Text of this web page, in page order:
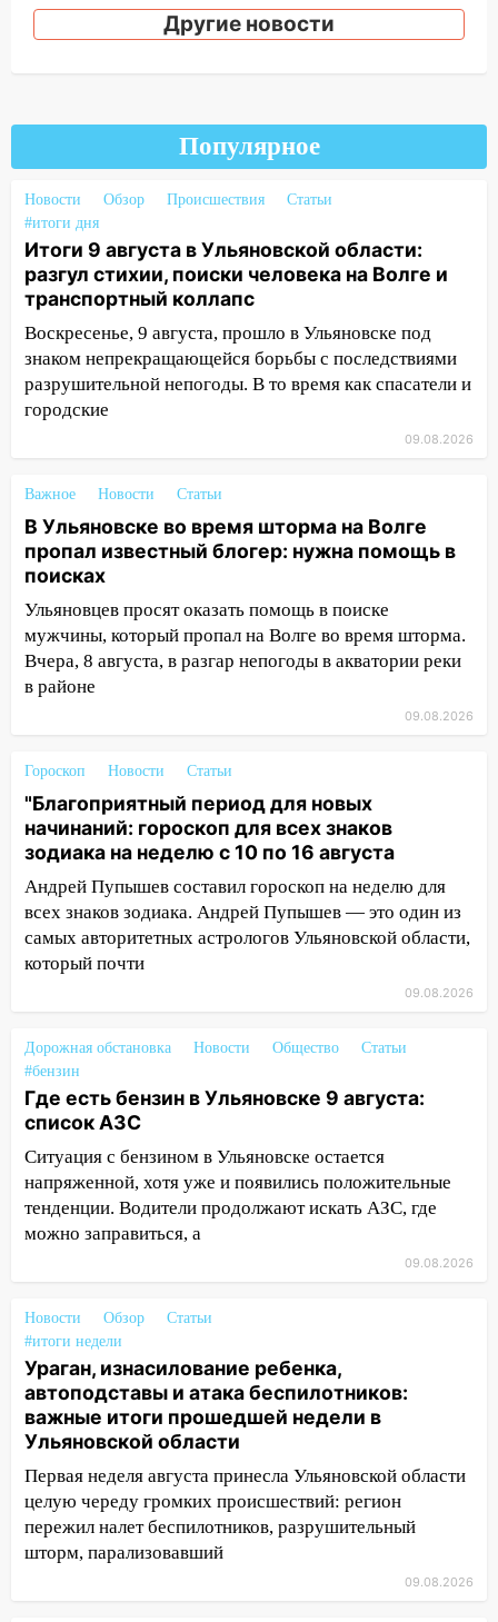
знаков зодиака на неделю с 10 по 16
Ульяновске образовалось «море»
В Ульяновской области ожидается
12:11 Где есть бензин в Ульяновске 9
августа: список АЗС
11:55 Соцсети: светофор упал на
машину во время сильного ливня в
Ульяновске
11:00 В Ульяновской области люди в
СНТ сидят без света
09:18
движение трамваев в Ульяновске
09:15 Ураган, изнасилование ребенка,
автоподставы и атака беспилотников:
важные итоги прошедшей недели в
Ульяновской области
08:20
08:19
Внимание! В Цильнинском районе
пропал 67-летний мужчина
08:11 На Ульяновск снова надвигается
07:30 Евро-3 вместо Евро-5: что
означают классы бензина и можно ли
заливать «старое» топливо в
области днем 9 августа
05:05 День, когда всё может
измениться: гороскоп на 9 августа —
упустить
08.08.2026
20:10
Во время урагана в Ульяновске на
заблокировало в машине двух женщин
17:15
В Ульяновской области
ремонтируют девять мостов: один уже
готов, ещё два — почти завершены
17:00 «Ульяновскалипсис»: последствия
урагана 8 августа
16:38 Прогноз погоды в Ульяновской
области на 9 августа
Другие новости
Популярное
Новости Обзор Происшествия
Статьи
#итоги дня
Итоги 9 августа в Ульяновской области:
разгул стихии, поиски человека на Волге и
транспортный коллапс
Воскресенье, 9 августа, прошло в Ульяновске под
знаком непрекращающейся борьбы с последствиями
разрушительной непогоды. В то время как спасатели и
городские
09.08.2026
Важное Новости Статьи
В Ульяновске во время шторма на Волге
пропал известный блогер: нужна помощь в
поисках
Ульяновцев просят оказать помощь в поиске
мужчины, который пропал на Волге во время шторма.
Вчера, 8 августа, в разгар непогоды в акватории реки
в районе
09.08.2026
Гороскоп Новости Статьи
"Благоприятный период для новых
начинаний: гороскоп для всех знаков
зодиака на неделю с 10 по 16 августа
Андрей Пупышев составил гороскоп на неделю для
всех знаков зодиака. Андрей Пупышев — это один из
самых авторитетных астрологов Ульяновской области,
который почти
09.08.2026
Дорожная обстановка Новости Общество
Статьи
#бензин
Где есть бензин в Ульяновске 9 августа:
список АЗС
Ситуация с бензином в Ульяновске остается
напряженной, хотя уже и появились положительные
тенденции. Водители продолжают искать АЗС, где
можно заправиться, а
09.08.2026
Новости Обзор
Статьи
#итоги недели
Ураган, изнасилование ребенка,
автоподставы и атака беспилотников:
важные итоги прошедшей недели в
Ульяновской области
Первая неделя августа принесла Ульяновской области
целую череду громких происшествий: регион
пережил налет беспилотников, разрушительный
шторм, парализовавший
09.08.2026